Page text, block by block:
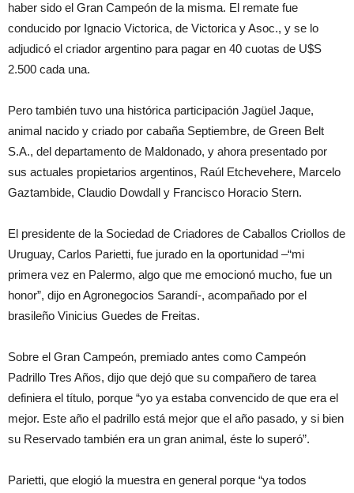
haber sido el Gran Campeón de la misma. El remate fue
conducido por Ignacio Victorica, de Victorica y Asoc., y se lo
adjudicó el criador argentino para pagar en 40 cuotas de U$S
2.500 cada una.
Pero también tuvo una histórica participación Jagüel Jaque,
animal nacido y criado por cabaña Septiembre, de Green Belt
S.A., del departamento de Maldonado, y ahora presentado por
sus actuales propietarios argentinos, Raúl Etchevehere, Marcelo
Gaztambide, Claudio Dowdall y Francisco Horacio Stern.
El presidente de la Sociedad de Criadores de Caballos Criollos de
Uruguay, Carlos Parietti, fue jurado en la oportunidad –“mi
primera vez en Palermo, algo que me emocionó mucho, fue un
honor”, dijo en Agronegocios Sarandí-, acompañado por el
brasileño Vinicius Guedes de Freitas.
Sobre el Gran Campeón, premiado antes como Campeón
Padrillo Tres Años, dijo que dejó que su compañero de tarea
definiera el título, porque “yo ya estaba convencido de que era el
mejor. Este año el padrillo está mejor que el año pasado, y si bien
su Reservado también era un gran animal, éste lo superó”.
Parietti, que elogió la muestra en general porque “ya todos